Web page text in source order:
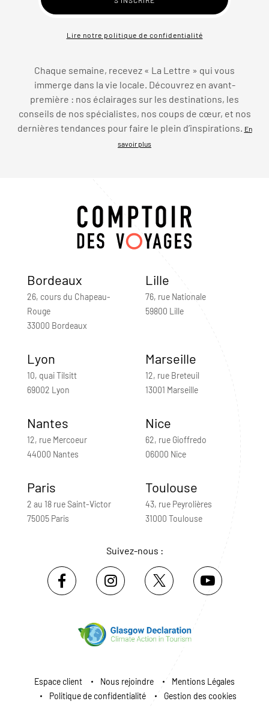
Lire notre politique de confidentialité
Chaque semaine, recevez « La Lettre » qui vous
immerge dans la vie locale. Découvrez en avant-
première : nos éclairages sur les destinations, les
conseils de nos spécialistes, nos coups de cœur, et nos
dernières tendances pour faire le plein d’inspirations.
En
savoir plus
Bordeaux
26, cours du Chapeau-
Rouge
33000 Bordeaux
Lille
76, rue Nationale
59800 Lille
Lyon
10, quai Tilsitt
69002 Lyon
Marseille
12, rue Breteuil
13001 Marseille
Nantes
12, rue Mercoeur
44000 Nantes
Nice
62, rue Gioffredo
06000 Nice
Paris
2 au 18 rue Saint-Victor
75005 Paris
Toulouse
43, rue Peyrolières
31000 Toulouse
Suivez-nous :
Espace client Nous rejoindre
Mentions Légales
Politique de confidentialité
Gestion des cookies